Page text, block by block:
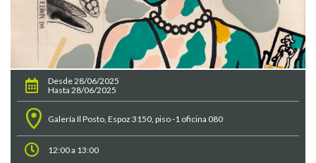
Desde 28/06/2025
Hasta 28/06/2025
Galería Il Posto, Espoz 3150, piso -1 oficina 080
12:00 a 13:00